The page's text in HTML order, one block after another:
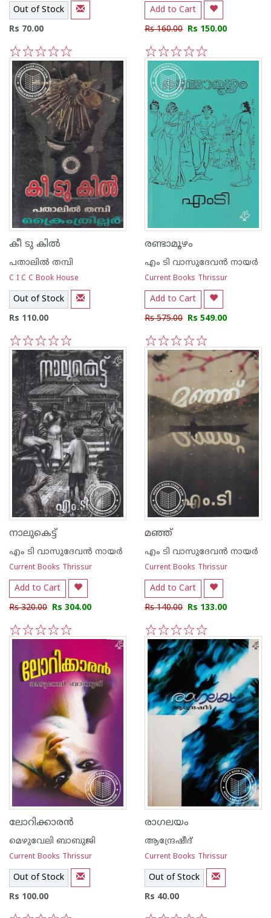
Out of Stock
Rs 70.00
5
4
3
2
1
Add to Cart
Rs 160.00 Rs 150.00
5
4
3
2
1
കീ ടു കില്‍
പതാലില്‍ തമ്പി
C I C C Book House
Out of Stock
Rs 110.00
5
4
3
2
1
രണ്ടാമൂഴം
എം ടി വാസുദേവന്‍ നായര്‍
Current Books Thrissur
Add to Cart
Rs 575.00 Rs 549.00
5
4
3
2
1
നാലുകെട്ട്
എം ടി വാസുദേവന്‍ നായര്‍
Current Books Thrissur
Add to Cart
Rs 320.00 Rs 304.00
5
4
3
2
1
മഞ്ഞ്
എം ടി വാസുദേവന്‍ നായര്‍
Current Books Thrissur
Add to Cart
Rs 140.00 Rs 133.00
5
4
3
2
1
ലോറിക്കാര‌ന്‍
മെഴുവേലി ബാബുജി
Current Books Thrissur
Out of Stock
Rs 100.00
രാഗലയം
ആന്ദ്രേഷീദ്
Current Books Thrissur
Out of Stock
Rs 40.00